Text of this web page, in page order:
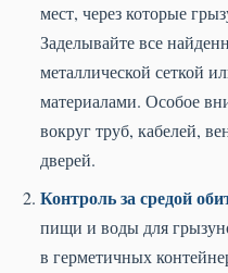
мест, через которые
Заделывайте все
металлической сеткой
материалами. Особое
вокруг труб, кабелей,
дверей.
Контроль за средой
пищи и воды для
в герметичных